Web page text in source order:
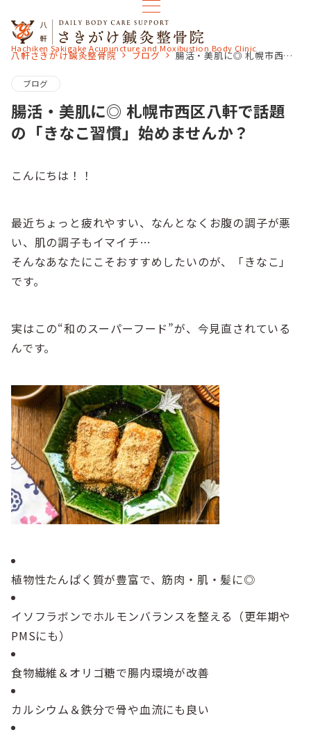
Hachiken Sakigake Acupuncture and Moxibustion Body Clinic
八軒さきがけ鍼灸整骨院 ブログ 腸活・美肌に◎ 札幌市西区八軒で話題の「きなこ習慣」始めませんか？
ブログ
腸活・美肌に◎ 札幌市西区八軒で話題
の「きなこ習慣」始めませんか？
こんにちは！！
最近ちょっと疲れやすい、なんとなくお腹の調子が悪
い、肌の調子もイマイチ…
そんなあなたにこそおすすめしたいのが、「きなこ」
です。
実はこの“和のスーパーフード”が、今見直されている
んです。
植物性たんぱく質が豊富で、筋肉・肌・髪に◎
イソフラボンでホルモンバランスを整える（更年期や
PMSにも）
食物繊維＆オリゴ糖で腸内環境が改善
カルシウム＆鉄分で骨や血流にも良い